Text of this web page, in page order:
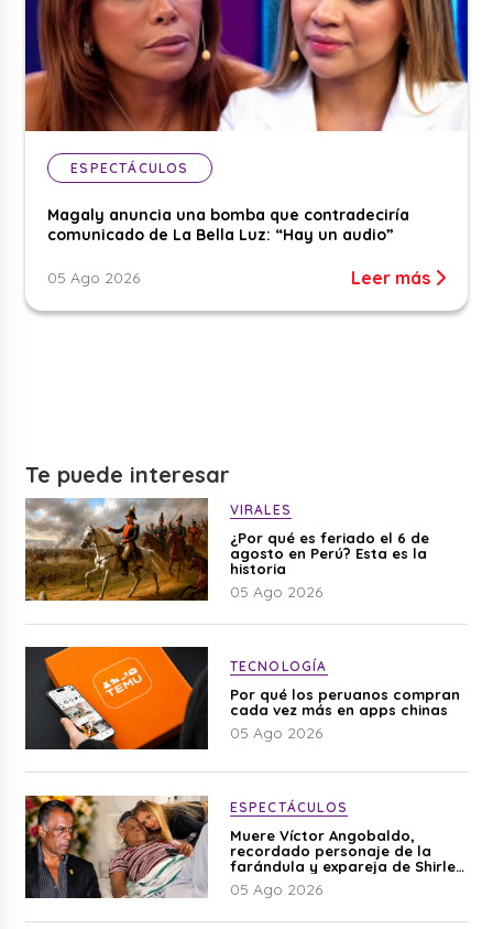
ESPECTÁCULOS
Magaly anuncia una bomba que contradeciría
comunicado de La Bella Luz: “Hay un audio”
05 Ago 2026 Leer más
Te puede interesar
VIRALES
¿Por qué es feriado el 6 de
agosto en Perú? Esta es la
historia
05 Ago 2026
TECNOLOGÍA
Por qué los peruanos compran
cada vez más en apps chinas
05 Ago 2026
ESPECTÁCULOS
Muere Víctor Angobaldo,
recordado personaje de la
farándula y expareja de Shirley
Cherres
05 Ago 2026